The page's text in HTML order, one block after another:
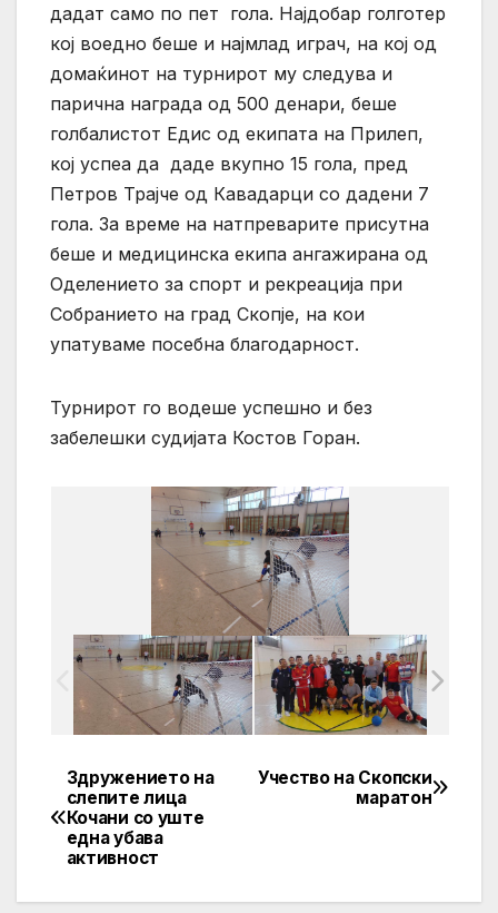
дадат само по пет гола. Најдобар голготер
кој воедно беше и најмлад играч, на кој од
домаќинот на турнирот му следува и
парична награда од 500 денари, беше
голбалистот Едис од екипата на Прилеп,
кој успеа да даде вкупно 15 гола, пред
Петров Трајче од Кавадарци со дадени 7
гола. За време на натпреварите присутна
беше и медицинска екипа ангажирана од
Оделението за спорт и рекреација при
Собранието на град Скопје, на кои
упатуваме посебна благодарност.
Турнирот го водеше успешно и без
забелешки судијата Костов Горан.
Post
navigation
Учество на Скопски
маратон
Здружението на
слепите лица
Кочани со уште
една убава
активност